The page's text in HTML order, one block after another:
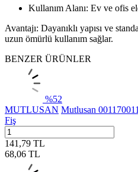
Kullanım Alanı: Ev ve ofis
Avantajı: Dayanıklı yapısı ve
uzun ömürlü kullanım sağlar.
BENZER ÜRÜNLER
%52
MUTLUSAN Mutlusan
Fiş
141,79 TL
68,06 TL